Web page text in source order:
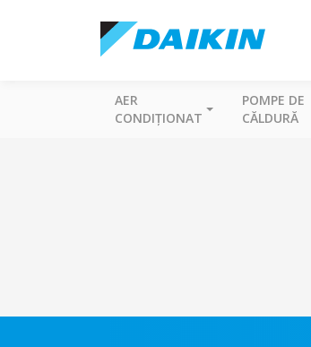
AER
CONDIȚIONAT
POMPE DE
CĂLDURĂ